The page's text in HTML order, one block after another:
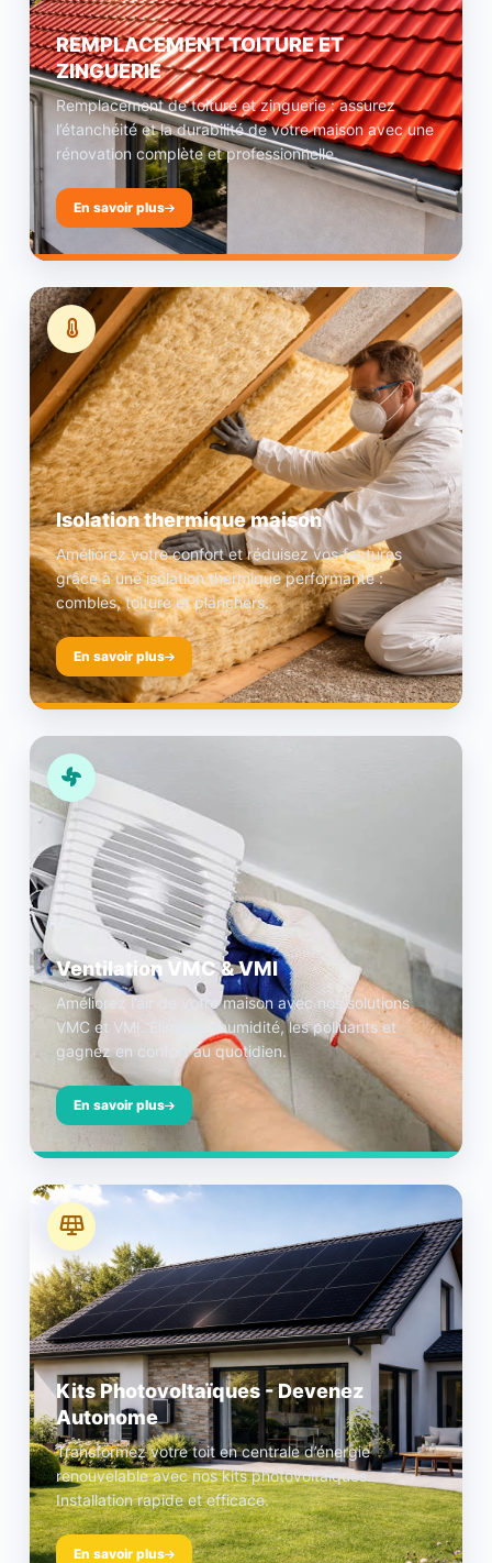
REMPLACEMENT TOITURE ET
ZINGUERIE
Remplacement de toiture et zinguerie : assurez
l’étanchéité et la durabilité de votre maison avec une
rénovation complète et professionnelle.
En savoir plus
Isolation thermique maison
Améliorez votre confort et réduisez vos factures
grâce à une isolation thermique performante :
combles, toiture et planchers.
En savoir plus
Ventilation VMC & VMI
Améliorez l’air de votre maison avec nos solutions
VMC et VMI. Éliminez l’humidité, les polluants et
gagnez en confort au quotidien.
En savoir plus
Kits Photovoltaïques - Devenez
Autonome
Transformez votre toit en centrale d’énergie
renouvelable avec nos kits photovoltaïques.
Installation rapide et efficace.
En savoir plus